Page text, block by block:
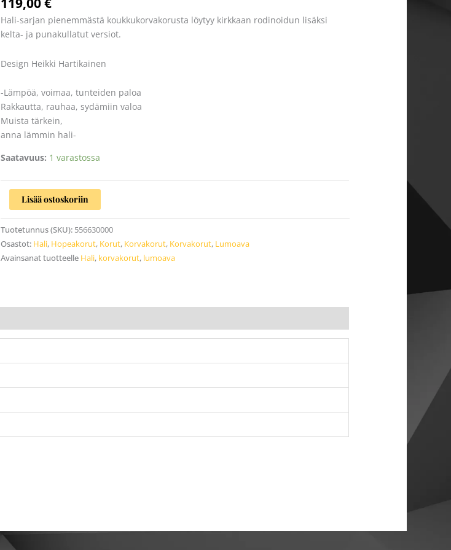
Hali-sarjan pienemmästä koukkukorvakorusta löytyy kirkkaan rodinoidun lisäksi
kelta- ja punakullatut versiot.
Design Heikki Hartikainen
-Lämpöä, voimaa, tunteiden paloa
Rakkautta, rauhaa, sydämiin valoa
Muista tärkein,
anna lämmin hali-
Saatavuus: 1 varastossa
määrä
Lisää ostoskoriin
Tuotetunnus (SKU): 556630000
Osastot: Hali, Hopeakorut, Korut, Korvakorut, Korvakorut, Lumoava
Avainsanat tuotteelle Hali, korvakorut, lumoava